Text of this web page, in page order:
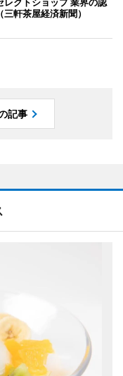
軒茶屋経済新聞）
記事